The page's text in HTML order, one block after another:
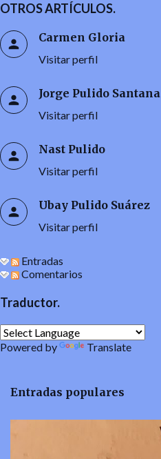
OTROS ARTÍCULOS.
Carmen Gloria
Visitar perfil
Jorge Pulido Santana
Visitar perfil
Nast Pulido
Visitar perfil
Ubay Pulido Suárez
Visitar perfil
Entradas
Comentarios
Traductor.
Powered by Translate
Entradas populares